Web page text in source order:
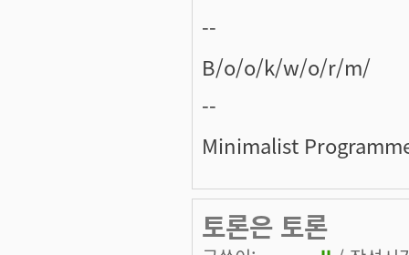
--
B/o/o/k/w/o/r/m/
--
Minimalist
토론은 토론